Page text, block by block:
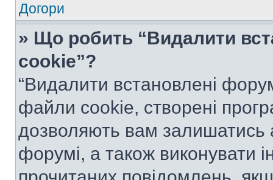
Догори
» Що робить “Видалити
cookie”?
“Видалити встановлені
файли cookie, створені
дозволяють вам залишатись
форумі, а також виконувати